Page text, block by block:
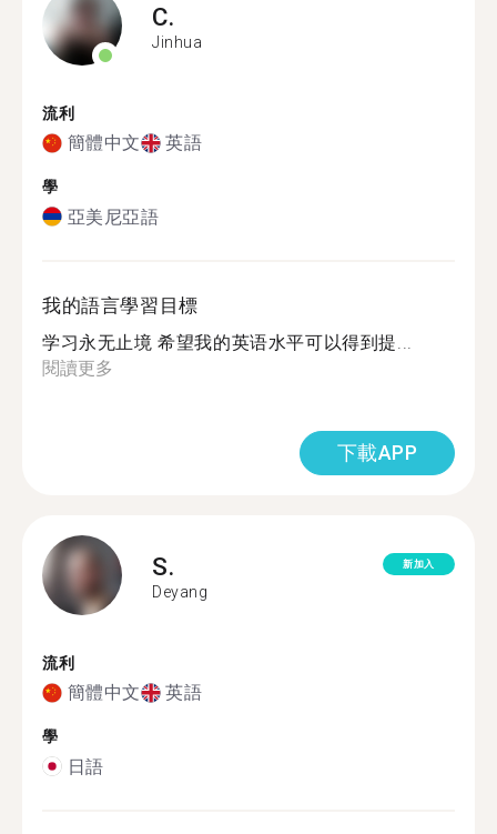
C.
Jinhua
流利
簡體中文 英語
學
亞美尼亞語
我的語言學習目標
学习永无止境 希望我的英语水平可以得到提...
閱讀更多
下載APP
S.
Deyang
新加入
流利
簡體中文 英語
學
日語